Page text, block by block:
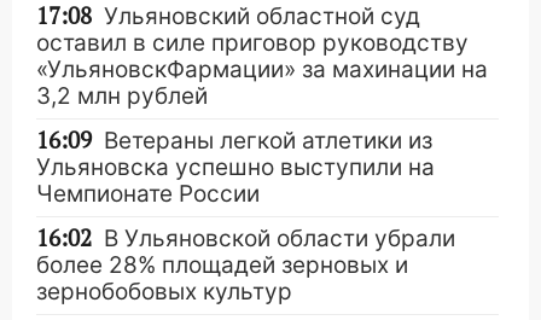
17:08 Ульяновский областной суд
оставил в силе приговор руководству
«УльяновскФармации» за махинации на
3,2 млн рублей
16:09 Ветераны легкой атлетики из
Ульяновска успешно выступили на
Чемпионате России
16:02 В Ульяновской области убрали
более 28% площадей зерновых и
зернобобовых культур